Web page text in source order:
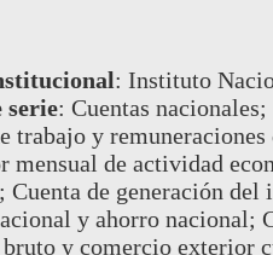
: Instituto
serie: Cuentas
trabajo y
mensual de actividad
Cuenta de generación del
y ahorro nacional;
bruto y comercio exterior